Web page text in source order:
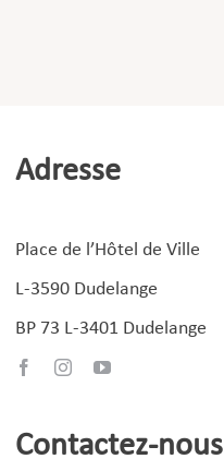
Adresse
Place de l’Hôtel de Ville
L-3590 Dudelange
BP 73 L-3401 Dudelange
Contactez-nous